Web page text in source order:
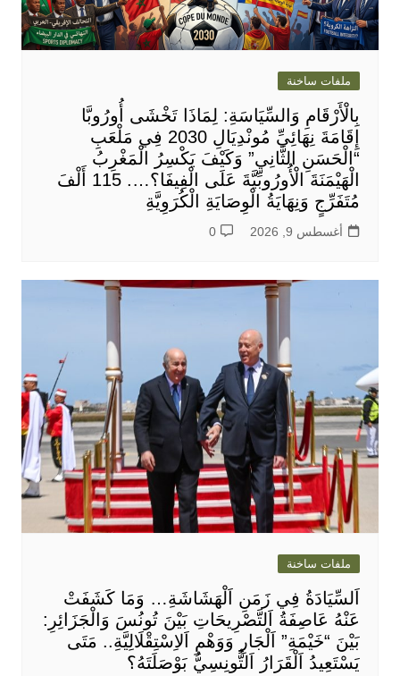
ملفات ساخنة
بِالْأَرْقَامِ وَالسِّيَاسَةِ: لِمَاذَا تَخْشَى أُورُوبَّا
إِقَامَةَ نِهَائِيِّ مُونْدِيَالِ 2030 فِي مَلْعَبِ
“الْحَسَنِ الثَّانِي” وَكَيْفَ يَكْسِرُ الْمَغْرِبُ
الْهَيْمَنَةَ الْأُورُوبِّيَّةَ عَلَى الْفِيفَا؟…. 115 أَلْفَ
مُتَفَرِّجٍ وَنِهَايَةُ الْوِصَايَةِ الْكُرَوِيَّةِ
أغسطس 9, 2026 0
ملفات ساخنة
اَلسِّيَادَةُ فِي زَمَنِ اَلْهَشَاشَةِ… وَمَا كَشَفَتْ
عَنْهُ عَاصِفَةُ اَلتَّصْرِيحَاتِ بَيْنَ تُونُسَ وَالْجَزَائِرِ:
بَيْنَ “خَيْمَةِ” اَلْجَارِ وَوَهْمِ اَلاِسْتِقْلَالِيَّةِ.. مَتَى
يَسْتَعِيدُ اَلْقَرَارُ اَلتُّونِسِيُّ بَوْصَلَتَهُ؟